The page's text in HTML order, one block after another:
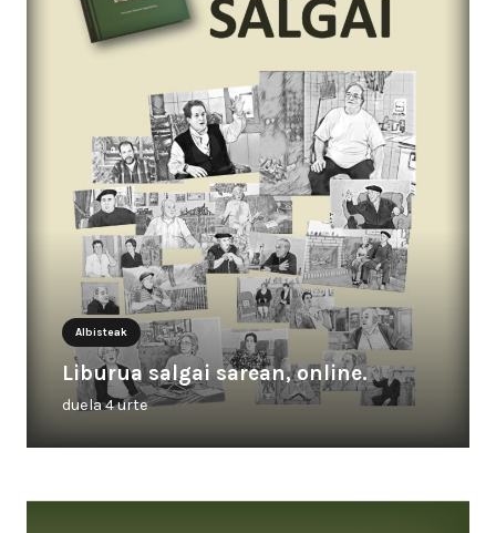
Albisteak
Liburua salgai sarean, online.
duela 4 urte